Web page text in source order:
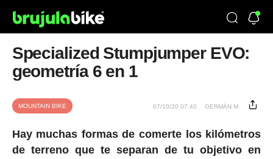
Specialized Stumpjumper EVO:
geometría 6 en 1
MOUNTAIN BIKE 07/10/20 07:40 GERMÁN M.
Hay muchas formas de comerte los kilómetros
de terreno que te separan de tu objetivo en